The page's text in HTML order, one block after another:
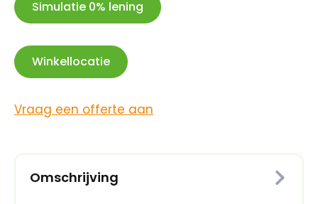
Simulatie 0% lening
Winkellocatie
Vraag een offerte aan
Omschrijving